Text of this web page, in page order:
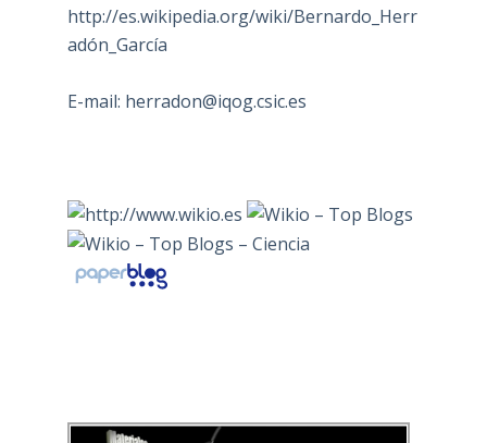
http://es.wikipedia.org/wiki/Bernardo_Herr
adón_García
E-mail: herradon@iqog.csic.es